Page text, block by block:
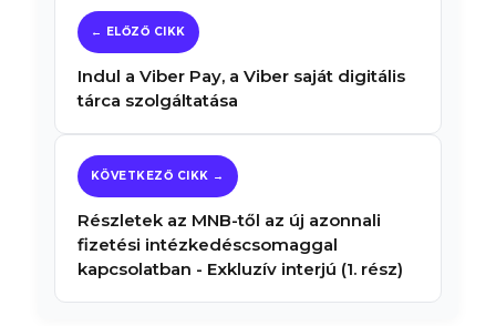
Indul a Viber Pay, a Viber saját digitális
tárca szolgáltatása
Részletek az MNB-től az új azonnali
fizetési intézkedéscsomaggal
kapcsolatban - Exkluzív interjú (1. rész)